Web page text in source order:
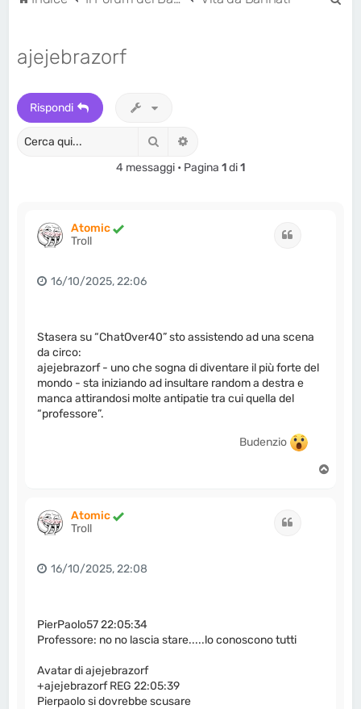
ajejebrazorf
Rispondi
Cerca
4 messaggi • Pagina 1di1
Atomic
Troll
16/10/2025, 22:06
Stasera su “ChatOver40” sto assistendo ad una scena
da circo:
ajejebrazorf - uno che sogna di diventare il più forte del
mondo - sta iniziando ad insultare random a destra e
manca attirandosi molte antipatie tra cui quella del
“professore”.
Budenzio
Atomic
Troll
16/10/2025, 22:08
PierPaolo57 22:05:34
Professore: no no lascia stare.....lo conoscono tutti
Avatar di ajejebrazorf
+ajejebrazorf REG 22:05:39
Pierpaolo si dovrebbe scusare